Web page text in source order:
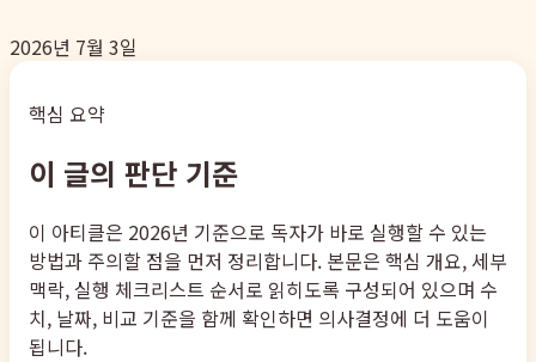
2026년 7월 3일
핵심 요약
이 글의 판단 기준
이 아티클은 2026년 기준으로 독자가 바로 실행할 수 있는
방법과 주의할 점을 먼저 정리합니다. 본문은 핵심 개요, 세부
맥락, 실행 체크리스트 순서로 읽히도록 구성되어 있으며 수
치, 날짜, 비교 기준을 함께 확인하면 의사결정에 더 도움이
됩니다.